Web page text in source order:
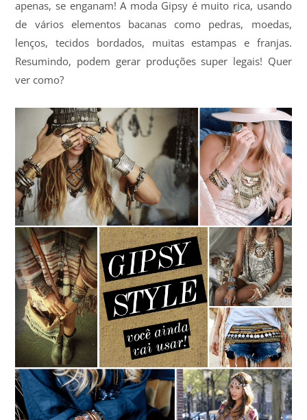
apenas, se enganam! A moda Gipsy é muito rica, usando
de vários elementos bacanas como pedras, moedas,
lenços, tecidos bordados, muitas estampas e franjas.
Resumindo, podem gerar produções super legais! Quer
ver como?